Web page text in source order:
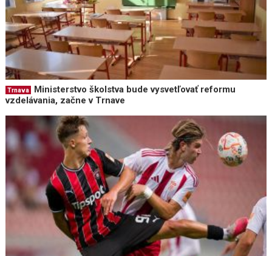
Trnava
Ministerstvo školstva bude vysvetľovať reformu
vzdelávania, začne v Trnave